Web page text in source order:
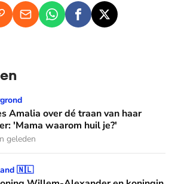
dé traan van haar moeder: 'Mama
Amalia over dé traan van haar
'Mama waarom huil je?'
geleden
Alexander en koningin Máxima leren
🇳🇱